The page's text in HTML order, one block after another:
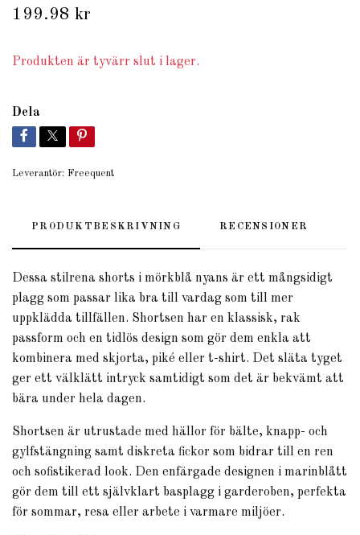
199.98 kr
Produkten är tyvärr slut i lager.
Dela
Leverantör: Freequent
PRODUKTBESKRIVNING RECENSIONER
Dessa stilrena shorts i mörkblå nyans är ett mångsidigt
plagg som passar lika bra till vardag som till mer
uppklädda tillfällen. Shortsen har en klassisk, rak
passform och en tidlös design som gör dem enkla att
kombinera med skjorta, piké eller t-shirt. Det släta tyget
ger ett välklätt intryck samtidigt som det är bekvämt att
bära under hela dagen.
Shortsen är utrustade med hällor för bälte, knapp- och
gylfstängning samt diskreta fickor som bidrar till en ren
och sofistikerad look. Den enfärgade designen i marinblått
gör dem till ett självklart basplagg i garderoben, perfekta
för sommar, resa eller arbete i varmare miljöer.